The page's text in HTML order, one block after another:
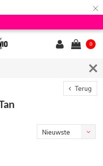
×
0
Terug
Nieuwste